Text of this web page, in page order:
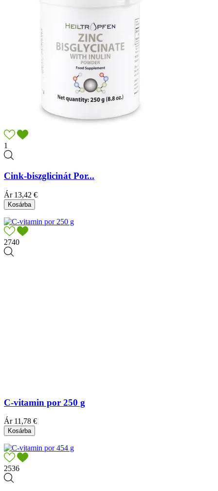
1
Cink-biszglicinát Por...
Ár 13,42 €
Kosárba
2740
C-vitamin por 250 g
Ár 11,78 €
Kosárba
2536